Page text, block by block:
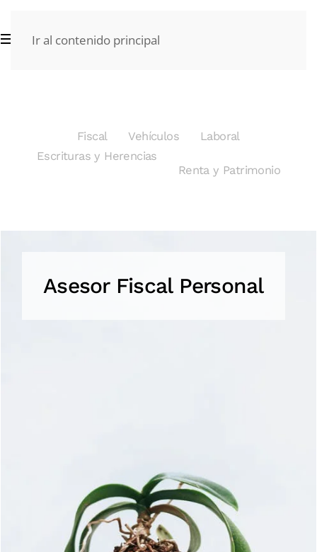
Ir al contenido principal
Fiscal Vehículos
Laboral
Escrituras y Herencias
Renta y Patrimonio
Asesor Fiscal Personal